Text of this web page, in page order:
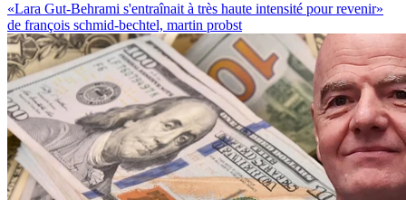
«Lara Gut-Behrami s'entraînait à très haute intensité pour revenir»
de françois schmid-bechtel, martin probst